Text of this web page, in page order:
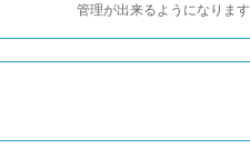
管理が出来るようになります